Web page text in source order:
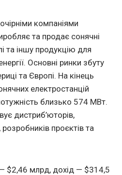
компаніями
та продає сонячні
та іншу продукцію для
Основні ринки збуту
та Європі. На кінець
електростанцій
близько 574 МВт.
дистриб’юторів,
розробників проєктів та
— $2,46 млрд, дохід — $314,5